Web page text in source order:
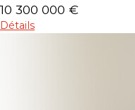
10 300 000 €
Détails